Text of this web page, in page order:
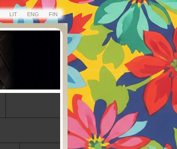
LIT ENG FIN